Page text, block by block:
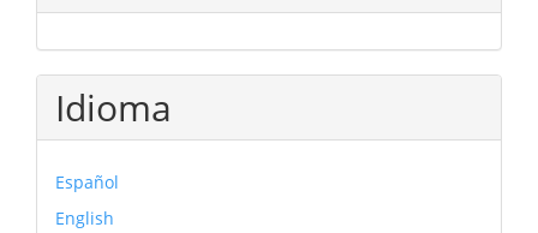
Idioma
Español
English